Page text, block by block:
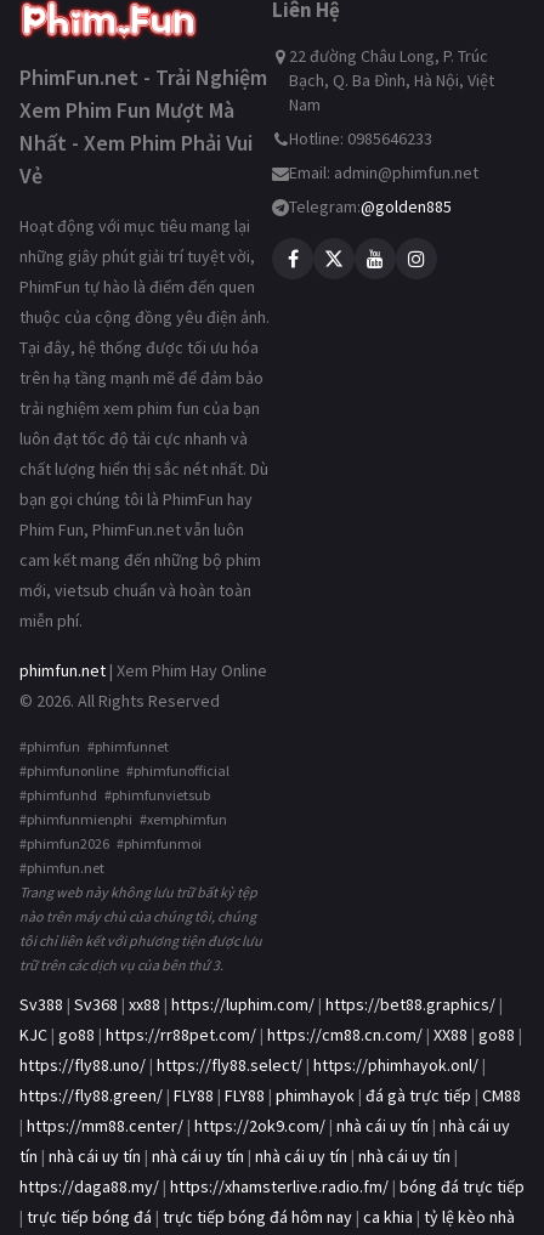
PhimFun.net - Trải Nghiệm
Xem Phim Fun Mượt Mà
Nhất - Xem Phim Phải Vui
Vẻ
Hoạt động với mục tiêu mang lại
những giây phút giải trí tuyệt vời,
PhimFun tự hào là điểm đến quen
thuộc của cộng đồng yêu điện ảnh.
Tại đây, hệ thống được tối ưu hóa
trên hạ tầng mạnh mẽ để đảm bảo
trải nghiệm xem phim fun của bạn
luôn đạt tốc độ tải cực nhanh và
chất lượng hiển thị sắc nét nhất. Dù
bạn gọi chúng tôi là PhimFun hay
Phim Fun, PhimFun.net vẫn luôn
cam kết mang đến những bộ phim
mới, vietsub chuẩn và hoàn toàn
miễn phí.
phimfun.net | Xem Phim Hay Online
© 2026. All Rights Reserved
#phimfun #phimfunnet
#phimfunonline #phimfunofficial
#phimfunhd #phimfunvietsub
#phimfunmienphi #xemphimfun
#phimfun2026 #phimfunmoi
#phimfun.net
Trang web này không lưu trữ bất kỳ tệp
nào trên máy chủ của chúng tôi, chúng
tôi chỉ liên kết với phương tiện được lưu
trữ trên các dịch vụ của bên thứ 3.
Liên Hệ
22 đường Châu Long, P. Trúc
Bạch, Q. Ba Đình, Hà Nội, Việt
Nam
Hotline: 0985646233
Email: admin@phimfun.net
Telegram:@golden885
Sv388 | Sv368 | xx88 | https://luphim.com/ | https://bet88.graphics/ |
KJC | go88 | https://rr88pet.com/ | https://cm88.cn.com/ | XX88 | go88 |
https://fly88.uno/ | https://fly88.select/ | https://phimhayok.onl/ |
https://fly88.green/ | FLY88 | FLY88 | phimhayok | đá gà trực tiếp | CM88
| https://mm88.center/ | https://2ok9.com/ | nhà cái uy tín | nhà cái uy
tín | nhà cái uy tín | nhà cái uy tín | nhà cái uy tín | nhà cái uy tín |
https://daga88.my/ | https://xhamsterlive.radio.fm/ | bóng đá trực tiếp
| trực tiếp bóng đá | trực tiếp bóng đá hôm nay | ca khia | tỷ lệ kèo nhà